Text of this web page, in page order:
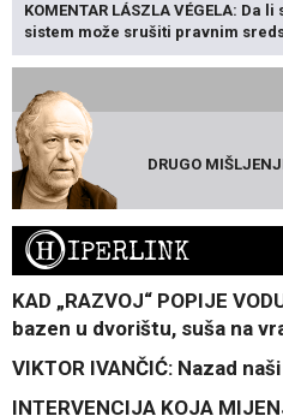
KOMENTAR LÁSZLA VÉGELA: Da
sistem može srušiti pravnim
DRUGO
HIPERLINK
KAD „RAZVOJ“ POPIJE
bazen u dvorištu, suša na
VIKTOR IVANČIĆ: Nazad naši
INTERVENCIJA KOJA